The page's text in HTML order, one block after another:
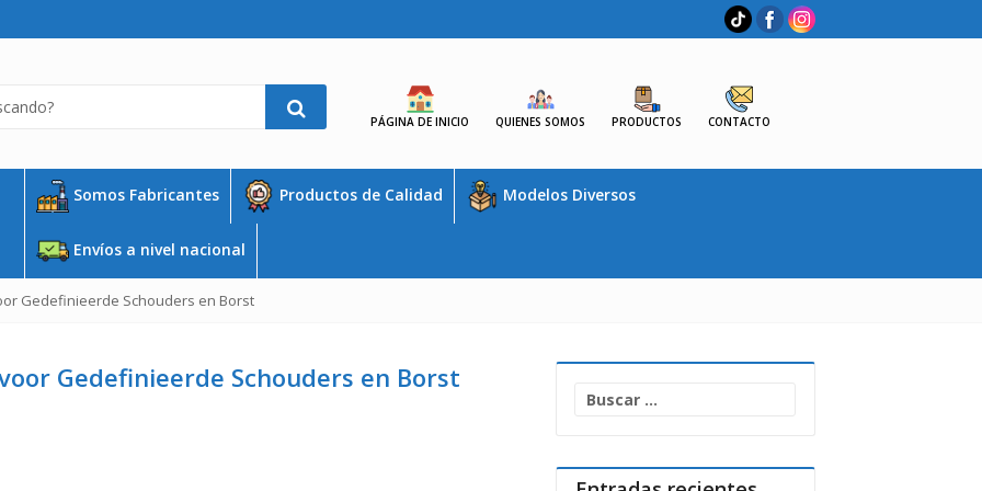
PÁGINA DE INICIO QUIENES SOMOS PRODUCTOS CONTACTO
Somos Fabricantes Productos de Calidad Modelos Diversos
Envíos a nivel nacional
Gedefinieerde Schouders en Borst
Gedefinieerde Schouders en Borst Buscar: